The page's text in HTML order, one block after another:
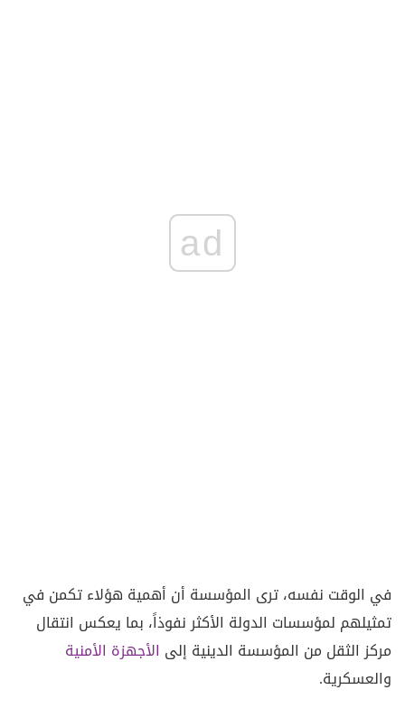
ad
في الوقت نفسه، ترى المؤسسة أن أهمية هؤلاء تكمن في
تمثيلهم لمؤسسات الدولة الأكثر نفوذاً، بما يعكس انتقال
مركز الثقل من المؤسسة الدينية إلى الأجهزة الأمنية
والعسكرية.